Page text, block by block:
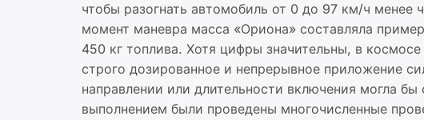
чтобы разогнать автомобиль от 0 до 97 км/ч менее
момент маневра масса «Ориона» составляла
450 кг топлива. Хотя цифры значительны, в
строго дозированное и непрерывное приложение
направлении или длительности включения могла
выполнением были проведены многочисленные